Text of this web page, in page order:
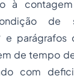
à
de
parágrafos
de tempo
com